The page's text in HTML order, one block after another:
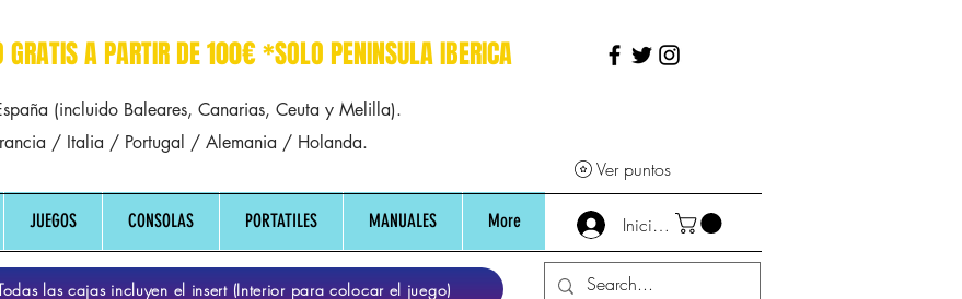
GRATIS A PARTIR DE 100€ *SOLO PENINSULA IBERICA
(incluido Baleares, Canarias, Ceuta y Melilla).
/ Italia / Portugal / Alemania / Holanda.
Ver puntos
JUEGOS CONSOLAS PORTATILES MANUALES More Iniciar sesión
las cajas incluyen el insert (Interior para colocar el juego)